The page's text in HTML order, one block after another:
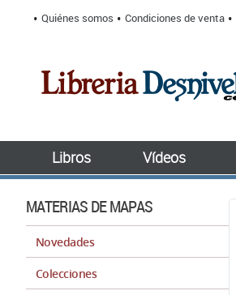
Quiénes somos Condiciones de venta
Libros Vídeos
MATERIAS DE MAPAS
Novedades
Colecciones